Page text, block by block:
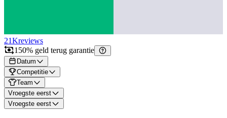
21Kreviews
150% geld terug garantie
Datum
Competitie
Team
Vroegste eerst
Vroegste eerst